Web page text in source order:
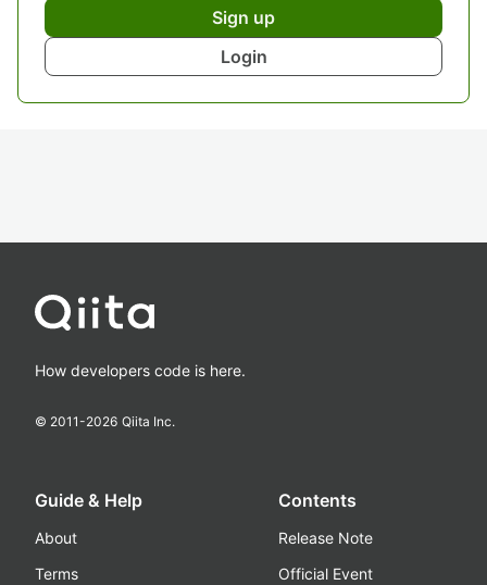
Sign up
Login
How developers code is here.
© 2011-2026 Qiita Inc.
Guide & Help
About
Terms
Contents
Release Note
Official Event